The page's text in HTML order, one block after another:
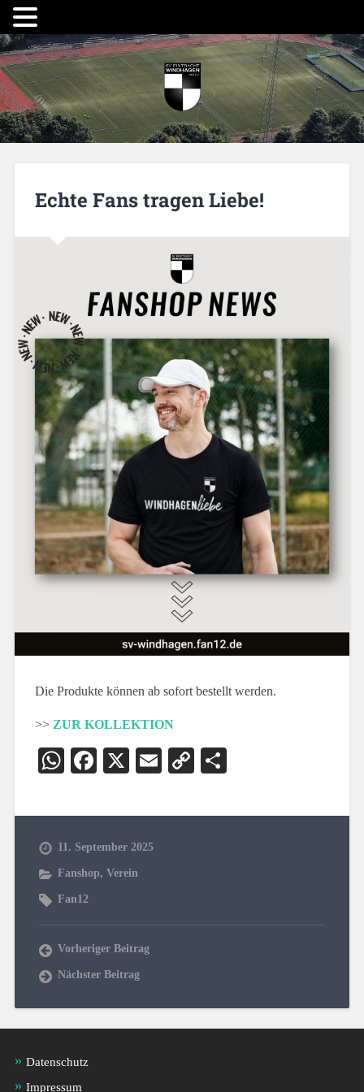
Echte Fans tragen Liebe!
Die Produkte können ab sofort bestellt werden.
>> ZUR KOLLEKTION
WhatsApp
Facebook
X EmailCopy
11. September 2025
Fanshop, Verein
Fan12
Vorheriger Beitrag
Nächster Beitrag
Datenschutz
Impressum